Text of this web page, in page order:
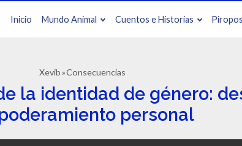
Inicio Mundo Animal Cuentos e Historias
Xevib Consecuencias
la identidad de género:
personal